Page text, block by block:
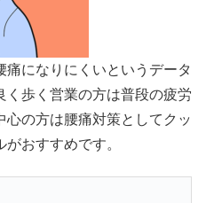
になりにくいというデータ
く歩く営業の方は普段の疲労
の方は腰痛対策としてクッ
おすすめです。